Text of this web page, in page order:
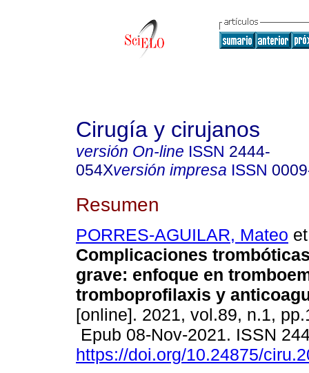
Cirugía y cirujanos
versión On-line ISSN 2444-
054Xversión impresa ISSN
Resumen
PORRES-AGUILAR, Mateo
Complicaciones
grave: enfoque en
tromboprofilaxis y
[online]. 2021, vol.89, n.1,
Epub 08-Nov-2021. ISSN
https://doi.org/10.24875/